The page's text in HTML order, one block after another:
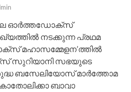
ഓർത്തഡോക്സ്‌
നടക്കുന്ന പ്രഥമ
മഹാസമ്മേളന’ത്തിൽ
സുറിയാനി സഭയുടെ
ബസേലിയോസ്‌ മാർത്തോമ
ബാവാ